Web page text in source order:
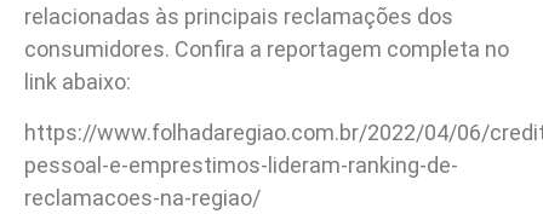
relacionadas às principais reclamações dos
consumidores. Confira a reportagem completa no
link abaixo:
https://www.folhadaregiao.com.br/2022/04/06/
pessoal-e-emprestimos-lideram-ranking-de-
reclamacoes-na-regiao/